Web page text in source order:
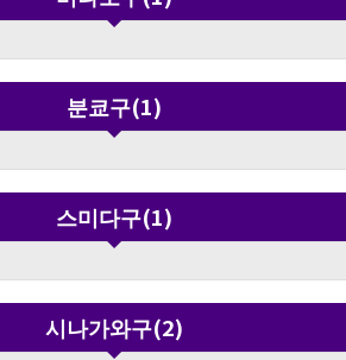
지. 장소는 도쿄 유라쿠초의
10:00–18:00, 최종 입장은 17:30입니
과 7월 10일(금), 8월 10일(월)~14일(
지 개관하며, 최종 입장은 19:30입니다. 전시 하이라이
트 소중한 클레이 모델과 제작 자료 전시 실제 애니메이
하기까지의 과정을 가까이에서 느낄 수 있습
기만 한 게 아니라고!?’ 핑구의 다채로운 매
클레이 애니메이션 특유의 독특한 움직
정이 전해지는 “핑구어” 등, 체험을 통
분쿄구(1)
스미다구(1)
시나가와구(2)